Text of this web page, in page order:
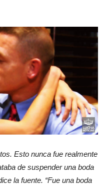
Esto nunca fue realmente
de suspender una boda
la fuente. “Fue una boda